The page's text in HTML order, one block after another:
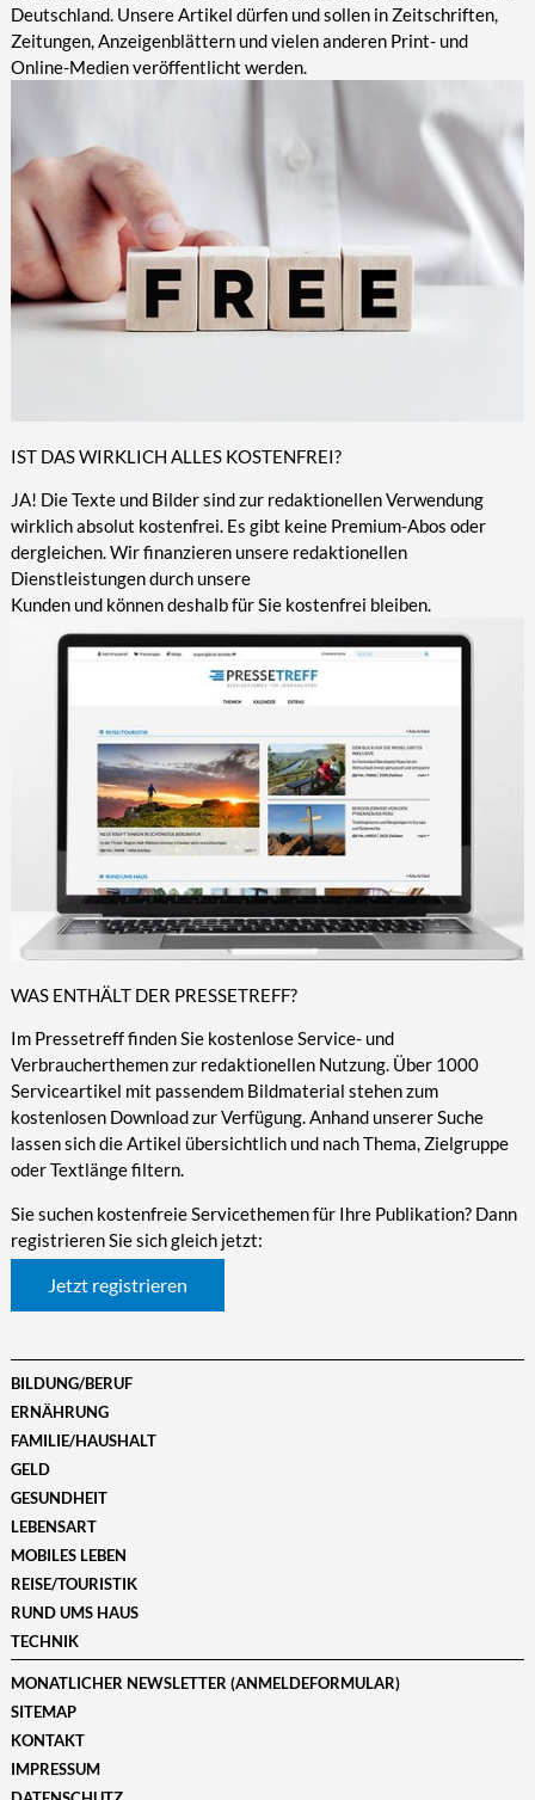
Deutschland. Unsere Artikel dürfen und sollen in Zeitschriften,
Zeitungen, Anzeigenblättern und vielen anderen Print- und
Online-Medien veröffentlicht werden.
IST DAS WIRKLICH ALLES KOSTENFREI?
JA! Die Texte und Bilder sind zur redaktionellen Verwendung
wirklich absolut kostenfrei. Es gibt keine Premium-Abos oder
dergleichen. Wir finanzieren unsere redaktionellen
Dienstleistungen durch unsere
Kunden und können deshalb für Sie kostenfrei bleiben.
WAS ENTHÄLT DER PRESSETREFF?
Im Pressetreff finden Sie kostenlose Service- und
Verbraucherthemen zur redaktionellen Nutzung. Über 1000
Serviceartikel mit passendem Bildmaterial stehen zum
kostenlosen Download zur Verfügung. Anhand unserer Suche
lassen sich die Artikel übersichtlich und nach Thema, Zielgruppe
oder Textlänge filtern.
Sie suchen kostenfreie Servicethemen für Ihre Publikation? Dann
registrieren Sie sich gleich jetzt:
Jetzt registrieren
BILDUNG/BERUF
ERNÄHRUNG
FAMILIE/HAUSHALT
GELD
GESUNDHEIT
LEBENSART
MOBILES LEBEN
REISE/TOURISTIK
RUND UMS HAUS
TECHNIK
MONATLICHER NEWSLETTER (ANMELDEFORMULAR)
SITEMAP
KONTAKT
IMPRESSUM